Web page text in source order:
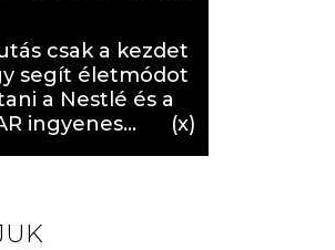
csak a kezdet
segít életmódot
a Nestlé és a
ingyenes